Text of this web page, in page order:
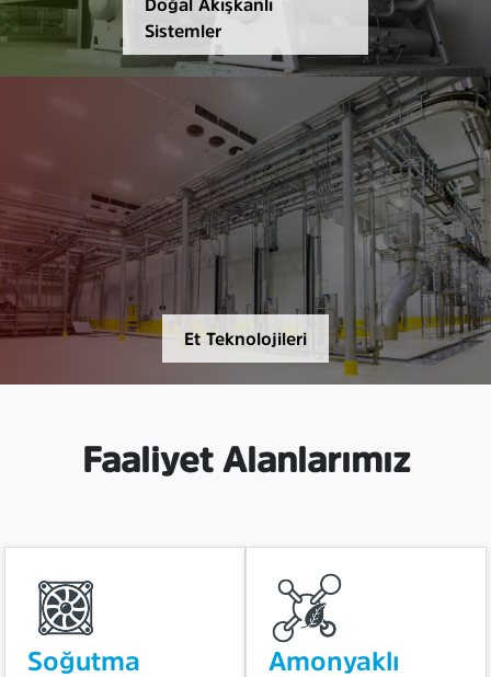
Doğal Akışkanlı
Sistemler
Et Teknolojileri
Faaliyet Alanlarımız
Soğutma
Amonyaklı